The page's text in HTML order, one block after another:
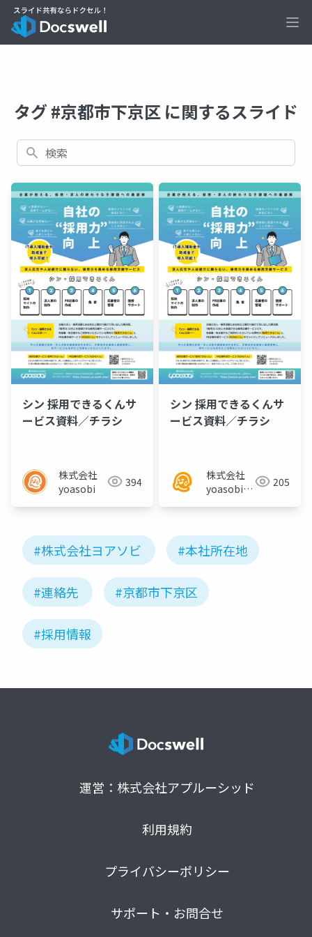
タグ #京都市下京区 に関するスライド
検索
シン 採用できるくんサ
ービス資料／チラシ
株式会社
yoasobi
394
シン 採用できるくんサ
ービス資料／チラシ
株式会社
yoasobi／
205
#株式会社ヨアソビ #本社所在地
#連絡先 #京都市下京区
#採用情報
運営：株式会社アプルーシッド
利用規約
プライバシーポリシー
サポート・お問合せ